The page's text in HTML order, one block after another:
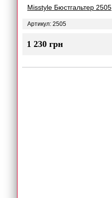
Misstyle Бюстгальтер 2505
Артикул: 2505
1 230 грн